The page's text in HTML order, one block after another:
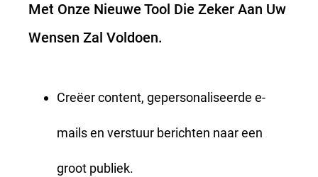
Met Onze Nieuwe Tool Die Zeker Aan Uw
Wensen Zal Voldoen.
Creëer content, gepersonaliseerde e-
mails en verstuur berichten naar een
groot publiek.